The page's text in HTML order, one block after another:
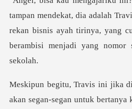
adalah
rekan bisnis ayah tirinya, yang
akan segan-segan untuk bertanya